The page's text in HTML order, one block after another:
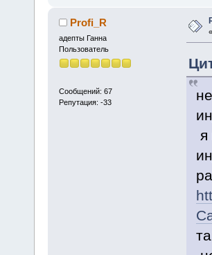
Profi_R
адепты Ганна
Пользователь
Сообщений: 67
Репутация: -33
«
я